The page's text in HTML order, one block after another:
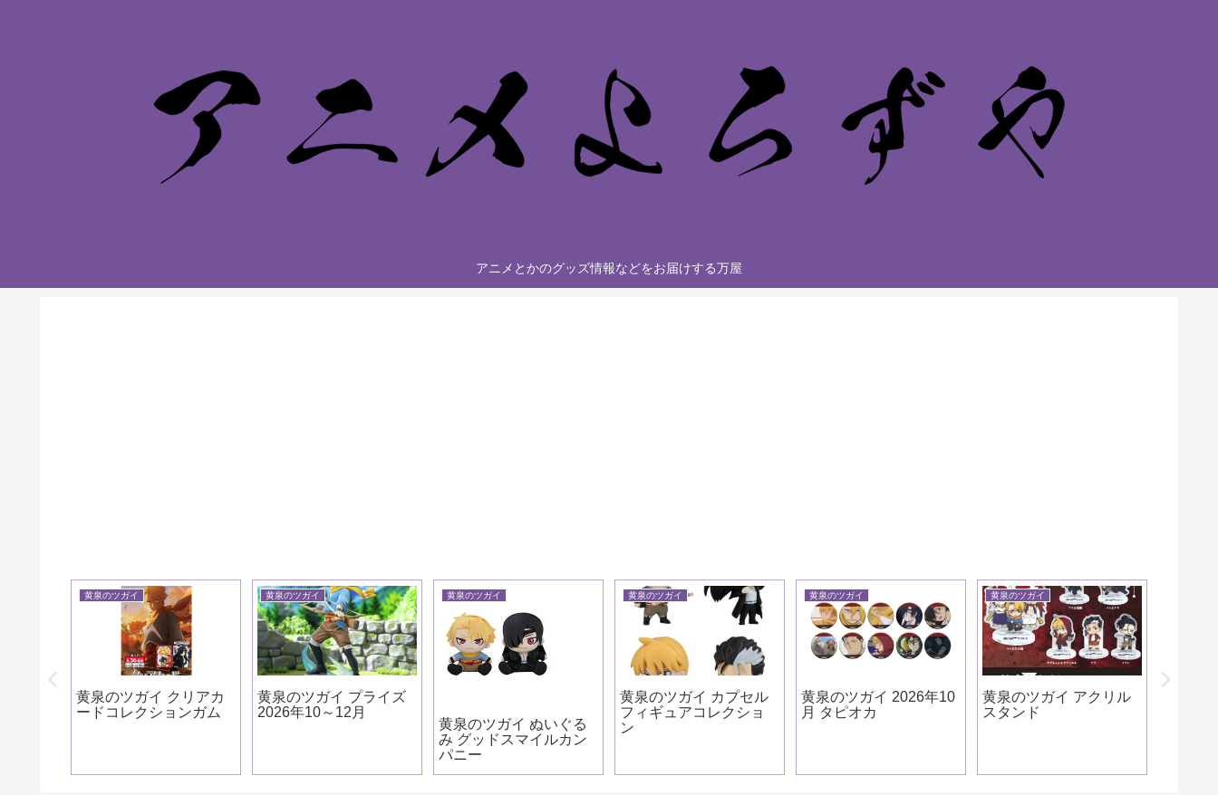
アニメとかのグッズ情報などをお届けする万屋
黄泉のツガイ
黄泉のツガイ プライズ
2026年10～12月
黄泉のツガイ
黄泉のツガイ ぬいぐる
黄泉のツガイ
ン
黄泉のツガイ
黄泉のツガイ 2026年10
月 タピオカ
黄泉のツガイ
黄泉のツガイ アクリル
スタンド
怪獣８号
怪獣８号 るかっぷ 鳴海
弦 やるきver.